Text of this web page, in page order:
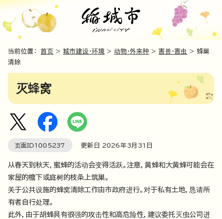
当前位置： 首页 > 城市建设・环境 > 动物・外来种 > 害兽・害虫
> 蜂巢
清除
灭蜂窝
页面ID1005237 更新日 2026年3月 31 日
从春天到秋天，蜜蜂的活动会变得活跃。注意，黄蜂和大黄蜂可能会在
家屋的檐下或庭树的枝条上筑巢。
关于公共设施的蜂窝清除工作由市政府进行。对于私有土地，恳请所
有者自行处理。
此外，由于胡蜂具有很强的攻击性和高危险性，建议委托灭虫公司进